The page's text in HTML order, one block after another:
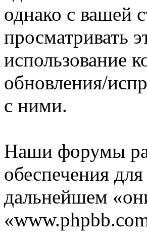
однако с вашей
просматривать
использование
обновления/
с ними.
Наши форумы
обеспечения
дальнейшем